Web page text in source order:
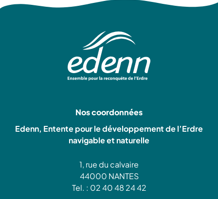
Nos coordonnées
Edenn, Entente pour le développement de l’Erdre
navigable et naturelle
1, rue du calvaire
44000 NANTES
Tel. : 02 40 48 24 42